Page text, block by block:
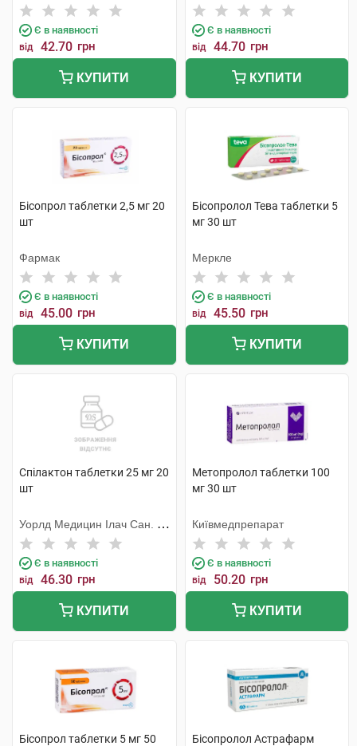
Є в наявності
від 42.70 грн
КУПИТИ
Є в наявності
від 44.70 грн
КУПИТИ
Бісопрол таблетки 2,5 мг 20
шт
Фармак
Є в наявності
від 45.00 грн
КУПИТИ
Бісопролол Тева таблетки 5
мг 30 шт
Меркле
Є в наявності
від 45.50 грн
КУПИТИ
Спілактон таблетки 25 мг 20
шт
Уорлд Медицин Ілач Сан. Ве
Тідж
Є в наявності
від 46.30 грн
КУПИТИ
Метопролол таблетки 100
мг 30 шт
Київмедпрепарат
Є в наявності
від 50.20 грн
КУПИТИ
Бісопрол таблетки 5 мг 50
Бісопролол Астрафарм